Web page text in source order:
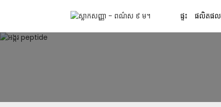
ផ្ទះ ផលិតផល